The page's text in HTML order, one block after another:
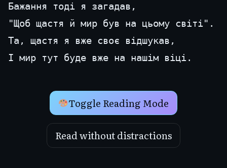
Бажання тоді я загадав,
"Щоб щастя й мир був на цьому світі".
Та, щастя я вже своє відшукав,
І мир тут буде вже на нашім віці.
Toggle Reading Mode
Read without distractions